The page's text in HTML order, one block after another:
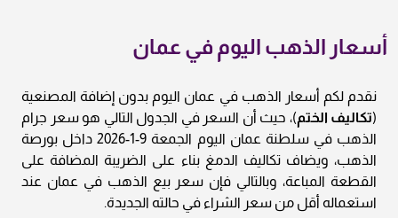
أسعار الذهب اليوم في عمان
نقدم لكم أسعار الذهب في عمان اليوم بدون إضافة المصنعية
(تكاليف الختم)، حيث أن السعر في الجدول التالي هو سعر جرام
الذهب في سلطنة عمان اليوم الجمعة 9-1-2026 داخل بورصة
الذهب، ويضاف تكاليف الدمغ بناء على الضريبة المضافة على
القطعة المباعة، وبالتالي فإن سعر بيع الذهب في عمان عند
استعماله أقل من سعر الشراء في حالته الجديدة.